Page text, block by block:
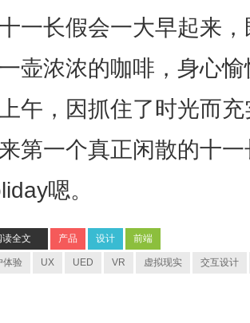
一长假会一大早起来
一壶浓浓的咖啡，身心
午，因抓住了时光而
第一个真正闲散的十
嗯。
读全文 产品 设计 前端
体验 UX UED VR 虚拟现实 交互设计